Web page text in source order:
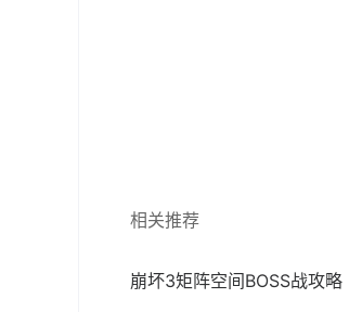
相关推荐
崩坏3矩阵空间BOSS战攻略